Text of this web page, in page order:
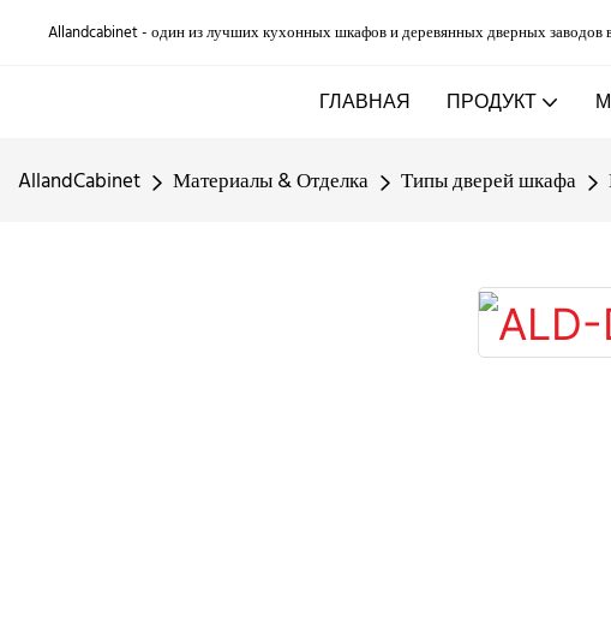
Allandcabinet - один из лучших кухонных шкафов и деревянных дверных заводов
ГЛАВНАЯ ПРОДУКТ
AllandCabinet Материалы & Отделка Типы дверей шкафа